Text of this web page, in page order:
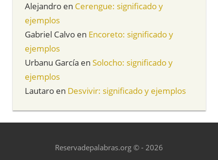
Alejandro en Cerengue: significado y
ejemplos
Gabriel Calvo en Encoreto: significado y
ejemplos
Urbanu García en Solocho: significado y
ejemplos
Lautaro en Desvivir: significado y ejemplos
Reservadepalabras.org © - 2026